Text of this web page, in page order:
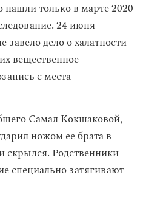
нашли только в марте 2020
24 июня
завело дело о халатности
вещественное
с места
Самал Кокшаковой,
ножом ее брата в
скрылся. Родственники
специально затягивают